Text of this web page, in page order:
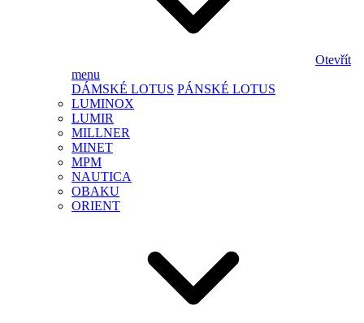
Otevřít
menu
DÁMSKÉ LOTUS PÁNSKÉ LOTUS
LUMINOX
LUMIR
MILLNER
MINET
MPM
NAUTICA
OBAKU
ORIENT